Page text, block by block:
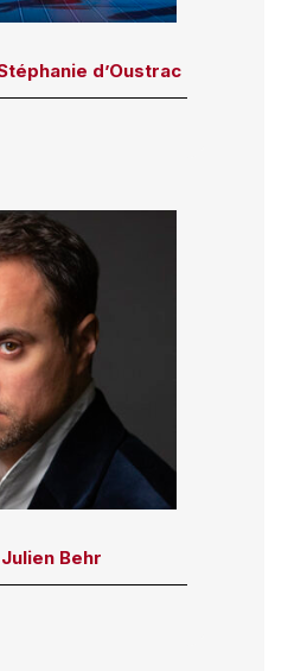
d’Oustrac
Behr